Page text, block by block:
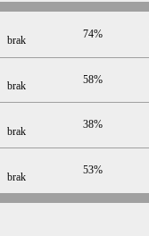
brak 74%
brak 58%
brak
38%
brak
53%